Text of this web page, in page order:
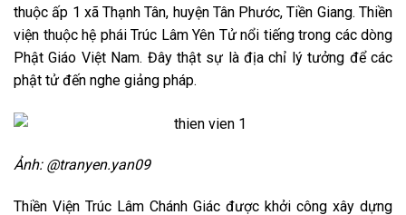
thuộc ấp 1 xã Thạnh Tân, huyện Tân Phước, Tiền Giang. Thiền
viện thuộc hệ phái Trúc Lâm Yên Tử nổi tiếng trong các dòng
Phật Giáo Việt Nam. Đây thật sự là địa chỉ lý tưởng để các
phật tử đến nghe giảng pháp.
Ảnh: @tranyen.yan09
Thiền Viện Trúc Lâm Chánh Giác được khởi công xây dựng